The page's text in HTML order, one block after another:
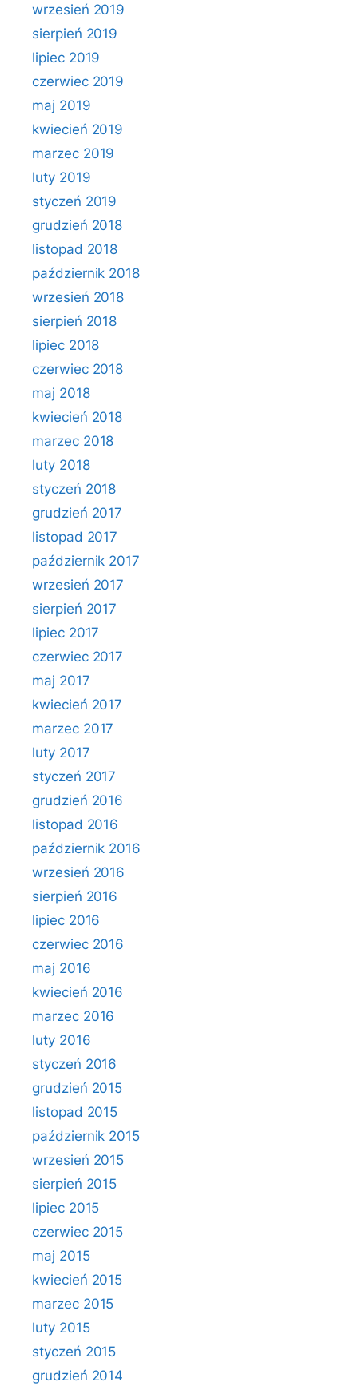
wrzesień 2019
sierpień 2019
lipiec 2019
czerwiec 2019
maj 2019
kwiecień 2019
marzec 2019
luty 2019
styczeń 2019
grudzień 2018
listopad 2018
październik 2018
wrzesień 2018
sierpień 2018
lipiec 2018
czerwiec 2018
maj 2018
kwiecień 2018
marzec 2018
luty 2018
styczeń 2018
grudzień 2017
listopad 2017
październik 2017
wrzesień 2017
sierpień 2017
lipiec 2017
czerwiec 2017
maj 2017
kwiecień 2017
marzec 2017
luty 2017
styczeń 2017
grudzień 2016
listopad 2016
październik 2016
wrzesień 2016
sierpień 2016
lipiec 2016
czerwiec 2016
maj 2016
kwiecień 2016
marzec 2016
luty 2016
styczeń 2016
grudzień 2015
listopad 2015
październik 2015
wrzesień 2015
sierpień 2015
lipiec 2015
czerwiec 2015
maj 2015
kwiecień 2015
marzec 2015
luty 2015
styczeń 2015
grudzień 2014